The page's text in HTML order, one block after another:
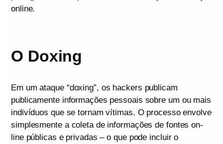
online.
O Doxing
Em um ataque “doxing”, os hackers publicam
publicamente informações pessoais sobre um ou mais
indivíduos que se tornam vítimas. O processo envolve
simplesmente a coleta de informações de fontes on-
line públicas e privadas – o que pode incluir o